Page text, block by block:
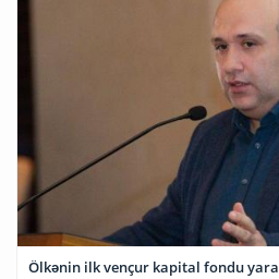
Ölkənin ilk vençur kapital fondu